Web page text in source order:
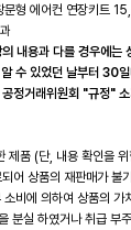
형 에어컨 연장키트
내용과 다를 경우에는
수 있었던 날부터 30
정거래위원회 "규정"
제품 (단, 내용 확인을
어 상품의 재판매가 불
비에 의하여 상품의 가
분실 하였거나 취급 부